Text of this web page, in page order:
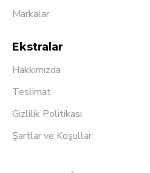
Markalar
Ekstralar
Hakkımızda
Teslimat
Gizlilik Politikası
Şartlar ve Koşullar